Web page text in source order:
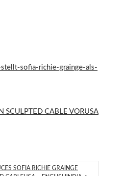
sofia-richie-grainge-als-
SCULPTED CABLE VORUSA
SOFIA RICHIE GRAINGE